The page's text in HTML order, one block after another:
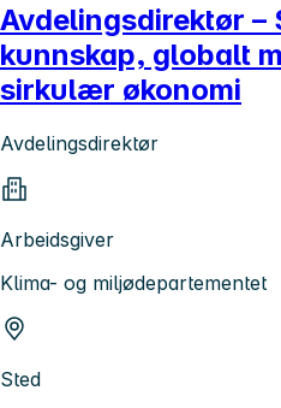
Avdelingsdirektør –
kunnskap, globalt
sirkulær økonomi
Avdelingsdirektør
Arbeidsgiver
Klima- og miljødepartementet
Sted